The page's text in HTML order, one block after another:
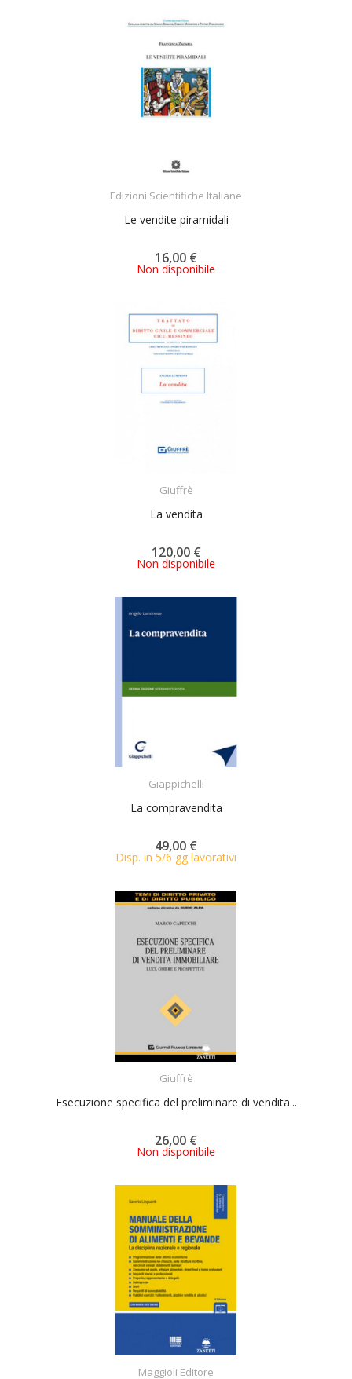
Edizioni Scientifiche Italiane
Le vendite piramidali
16,00 €
Non disponibile
Giuffrè
La vendita
120,00 €
Non disponibile
Giappichelli
La compravendita
49,00 €
Disp. in 5/6 gg lavorativi
Giuffrè
Esecuzione specifica del preliminare di vendita...
26,00 €
Non disponibile
Maggioli Editore